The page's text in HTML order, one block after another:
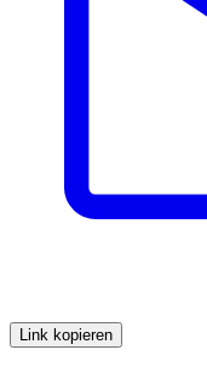
Link kopieren